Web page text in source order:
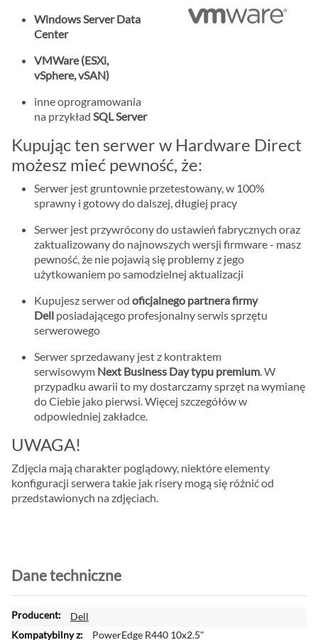
Windows Server Data
Center
VMWare (ESXi,
vSphere, vSAN)
inne oprogramowania
na przykład SQL Server
Kupując ten serwer w Hardware Direct
możesz mieć pewność, że:
Serwer jest gruntownie przetestowany, w 100%
sprawny i gotowy do dalszej, długiej pracy
Serwer jest przywrócony do ustawień fabrycznych oraz
zaktualizowany do najnowszych wersji firmware - masz
pewność, że nie pojawią się problemy z jego
użytkowaniem po samodzielnej aktualizacji
Kupujesz serwer od oficjalnego partnera firmy
Dell posiadającego profesjonalny serwis sprzętu
serwerowego
Serwer sprzedawany jest z kontraktem
serwisowym Next Business Day typu premium. W
przypadku awarii to my dostarczamy sprzęt na wymianę
do Ciebie jako pierwsi. Więcej szczegółów w
odpowiedniej zakładce.
UWAGA!
Zdjęcia mają charakter poglądowy, niektóre elementy
konfiguracji serwera takie jak risery mogą się różnić od
przedstawionych na zdjęciach.
Dane techniczne
W
i
Dell
PowerEdge R440 10x2.5"